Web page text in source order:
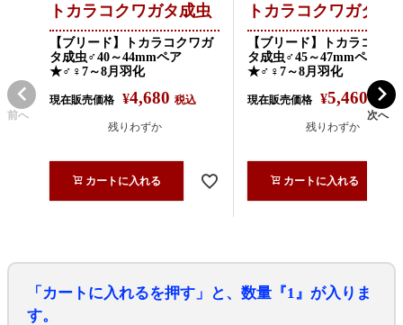
前へ
トカラコクワガタ成虫
【ブリード】トカラコクワガ
タ成虫♂40～44mmペア
★♂♀7～8月羽化
現在販売価格 ¥4,680 税込
残りわずか
カートに入れる
トカラコクワガタ成
【ブリード】トカラコクワ
タ成虫♂45～47mmペア
★♂♀7～8月羽化
現在販売価格 ¥5,460 税込
残りわずか
カートに入れる
次へ
「カートに入れるを押す」と、数量『1』が入りま
す。